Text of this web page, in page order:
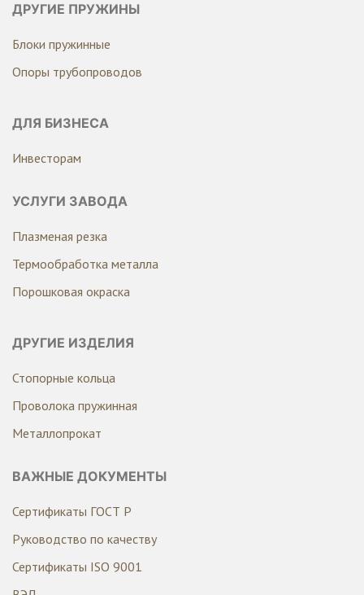
ДРУГИЕ ПРУЖИНЫ
Блоки пружинные
Опоры трубопроводов
ДЛЯ БИЗНЕСА
Инвесторам
УСЛУГИ ЗАВОДА
Плазменая резка
Термообработка металла
Порошковая окраска
ДРУГИЕ ИЗДЕЛИЯ
Стопорные кольца
Проволока пружинная
Металлопрокат
ВАЖНЫЕ ДОКУМЕНТЫ
Сертификаты ГОСТ Р
Руководство по качеству
Сертификаты ISO 9001